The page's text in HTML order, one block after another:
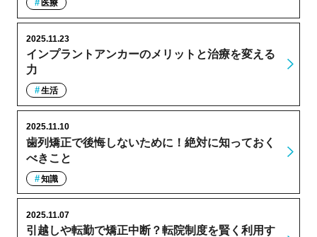
医療
インプラントアンカーのメリットと治療を変える
力
2025.11.23
生活
歯列矯正で後悔しないために！絶対に知っておく
べきこと
2025.11.10
知識
引越しや転勤で矯正中断？転院制度を賢く利用す
2025.11.07